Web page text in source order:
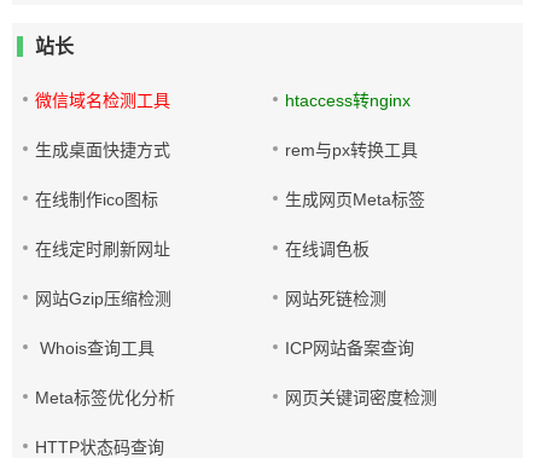
站长
微信域名检测工具 htaccess转nginx
生成桌面快捷方式 rem与px转换工具
在线制作ico图标 生成网页Meta标签
在线定时刷新网址 在线调色板
网站Gzip压缩检测 网站死链检测
Whois查询工具 ICP网站备案查询
Meta标签优化分析 网页关键词密度检测
HTTP状态码查询